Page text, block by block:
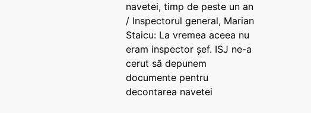
navetei, timp de peste un an
/ Inspectorul general, Marian
Staicu: La vremea aceea nu
eram inspector șef. ISJ ne-a
cerut să depunem
documente pentru
decontarea navetei